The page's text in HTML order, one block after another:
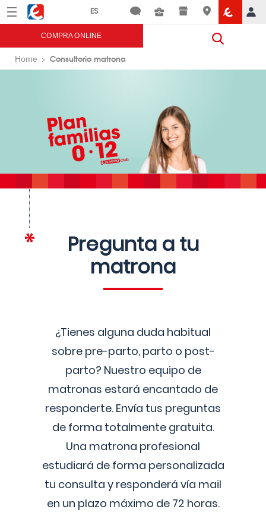
Menú Eroski
COMPRA ONLINE
Home Consultorio matrona
Pregunta a tu
matrona
¿Tienes alguna duda habitual
sobre pre-parto, parto o post-
parto? Nuestro equipo de
matronas estará encantado de
responderte. Envía tus preguntas
de forma totalmente gratuita.
Una matrona profesional
estudiará de forma personalizada
tu consulta y responderá vía mail
en un plazo máximo de 72 horas.